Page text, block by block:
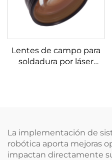
Lentes de campo para
soldadura por láser
La implementación de
robótica aporta mejoras
impactan directamente